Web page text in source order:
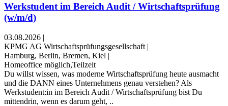
Werkstudent im Bereich Audit / Wirtschaftsprüfung
(w/m/d)
03.08.2026 |
KPMG AG Wirtschaftsprüfungsgesellschaft |
Hamburg, Berlin, Bremen, Kiel |
Homeoffice möglich,Teilzeit
Du willst wissen, was moderne Wirtschaftsprüfung heute ausmacht
und die DANN eines Unternehmens genau verstehen? Als
Werkstudent:in im Bereich Audit / Wirtschaftsprüfung bist Du
mittendrin, wenn es darum geht, ..